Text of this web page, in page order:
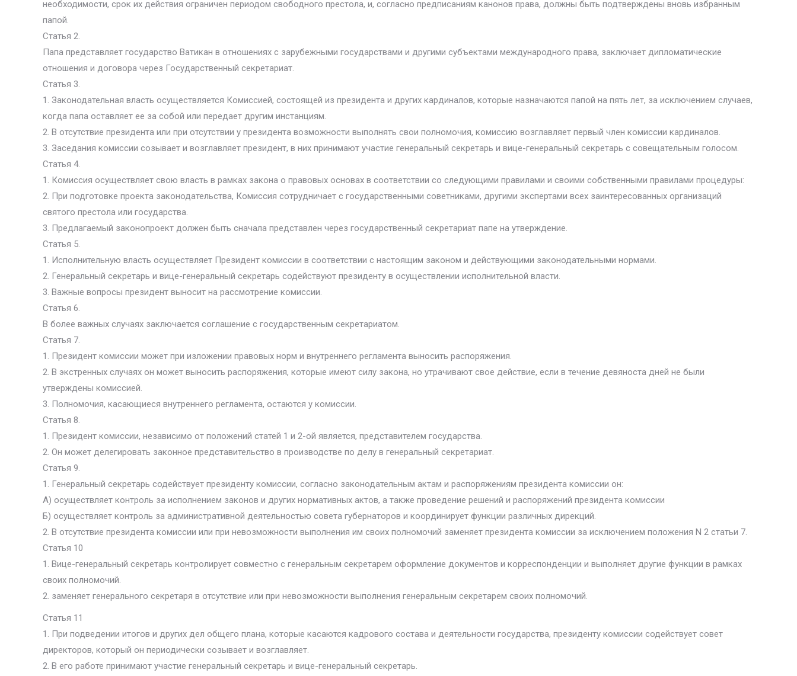
необходимости, срок их действия ограничен периодом свободного престола, и, согласно предписаниям канонов права, должны быть подтверждены вновь избранным
папой.
Статья 2.
Папа представляет государство Ватикан в отношениях с зарубежными государствами и другими субъектами международного права, заключает дипломатические
отношения и договора через Государственный секретариат.
Статья 3.
1. Законодательная власть осуществляется Комиссией, состоящей из президента и других кардиналов, которые назначаются папой на пять лет, за исключением случаев,
когда папа оставляет ее за собой или передает другим инстанциям.
2. В отсутствие президента или при отсутствии у президента возможности выполнять свои полномочия, комиссию возглавляет первый член комиссии кардиналов.
3. Заседания комиссии созывает и возглавляет президент, в них принимают участие генеральный секретарь и вице-генеральный секретарь с совещательным голосом.
Статья 4.
1. Комиссия осуществляет свою власть в рамках закона о правовых основах в соответствии со следующими правилами и своими собственными правилами процедуры:
2. При подготовке проекта законодательства, Комиссия сотрудничает с государственными советниками, другими экспертами всех заинтересованных организаций
святого престола или государства.
3. Предлагаемый законопроект должен быть сначала представлен через государственный секретариат папе на утверждение.
Статья 5.
1. Исполнительную власть осуществляет Президент комиссии в соответствии с настоящим законом и действующими законодательными нормами.
2. Генеральный секретарь и вице-генеральный секретарь содействуют президенту в осуществлении исполнительной власти.
3. Важные вопросы президент выносит на рассмотрение комиссии.
Статья 6.
В более важных случаях заключается соглашение с государственным секретариатом.
Статья 7.
1. Президент комиссии может при изложении правовых норм и внутреннего регламента выносить распоряжения.
2. В экстренных случаях он может выносить распоряжения, которые имеют силу закона, но утрачивают свое действие, если в течение девяноста дней не были
утверждены комиссией.
3. Полномочия, касающиеся внутреннего регламента, остаются у комиссии.
Статья 8.
1. Президент комиссии, независимо от положений статей 1 и 2-ой является, представителем государства.
2. Он может делегировать законное представительство в производстве по делу в генеральный секретариат.
Статья 9.
1. Генеральный секретарь содействует президенту комиссии, согласно законодательным актам и распоряжениям президента комиссии он:
А) осуществляет контроль за исполнением законов и других нормативных актов, а также проведение решений и распоряжений президента комиссии
Б) осуществляет контроль за административной деятельностью совета губернаторов и координирует функции различных дирекций.
2. В отсутствие президента комиссии или при невозможности выполнения им своих полномочий заменяет президента комиссии за исключением положения N 2 статьи 7.
Статья 10
1. Вице-генеральный секретарь контролирует совместно с генеральным секретарем оформление документов и корреспонденции и выполняет другие функции в рамках
своих полномочий.
2. заменяет генерального секретаря в отсутствие или при невозможности выполнения генеральным секретарем своих полномочий.
Статья 11
1. При подведении итогов и других дел общего плана, которые касаются кадрового состава и деятельности государства, президенту комиссии содействует совет
директоров, который он периодически созывает и возглавляет.
2. В его работе принимают участие генеральный секретарь и вице-генеральный секретарь.